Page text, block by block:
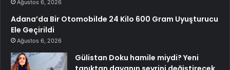
Ağustos 6, 2026
Adana’da Bir Otomobilde 24 Kilo 600 Gram Uyuşturucu
Ele Geçirildi
Ağustos 6, 2026
Gülistan Doku hamile miydi? Yeni